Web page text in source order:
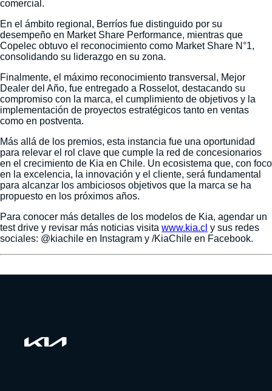
comercial.
En el ámbito regional, Berríos fue distinguido por su
desempeño en Market Share Performance, mientras que
Copelec obtuvo el reconocimiento como Market Share N°1,
consolidando su liderazgo en su zona.
Finalmente, el máximo reconocimiento transversal, Mejor
Dealer del Año, fue entregado a Rosselot, destacando su
compromiso con la marca, el cumplimiento de objetivos y la
implementación de proyectos estratégicos tanto en ventas
como en postventa.
Más allá de los premios, esta instancia fue una oportunidad
para relevar el rol clave que cumple la red de concesionarios
en el crecimiento de Kia en Chile. Un ecosistema que, con foco
en la excelencia, la innovación y el cliente, será fundamental
para alcanzar los ambiciosos objetivos que la marca se ha
propuesto en los próximos años.
Para conocer más detalles de los modelos de Kia, agendar un
test drive y revisar más noticias visita www.kia.cl y sus redes
sociales: @kiachile en Instagram y /KiaChile en Facebook.